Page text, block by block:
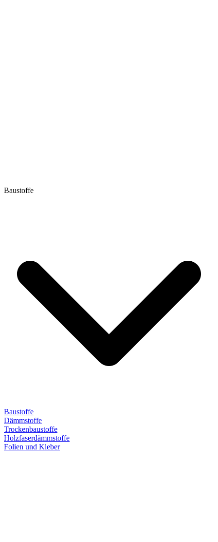
Baustoffe
Baustoffe
Dämmstoffe
Trockenbaustoffe
Holzfaserdämmstoffe
Folien und Kleber